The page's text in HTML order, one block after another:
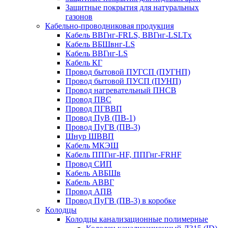
Защитные покрытия для натуральных
газонов
Кабельно-проводниковая продукция
Кабель ВВГнг-FRLS, ВВГнг-LSLTx
Кабель ВБШвнг-LS
Кабель ВВГнг-LS
Кабель КГ
Провод бытовой ПУГСП (ПУГНП)
Провод бытовой ПУСП (ПУНП)
Провод нагревательный ПНСВ
Провод ПВС
Провод ПГВВП
Провод ПуВ (ПВ-1)
Провод ПуГВ (ПВ-3)
Шнур ШВВП
Кабель МКЭШ
Кабель ППГнг-HF, ППГнг-FRHF
Провод СИП
Кабель АВБШв
Кабель АВВГ
Провод АПВ
Провод ПуГВ (ПВ-3) в коробке
Колодцы
Колодцы канализационные полимерные